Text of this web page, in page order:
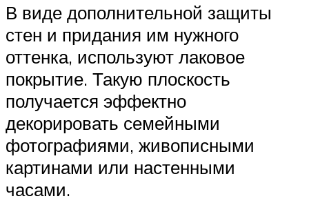
В виде дополнительной защиты
стен и придания им нужного
оттенка, используют лаковое
покрытие. Такую плоскость
получается эффектно
декорировать семейными
фотографиями, живописными
картинами или настенными
часами.